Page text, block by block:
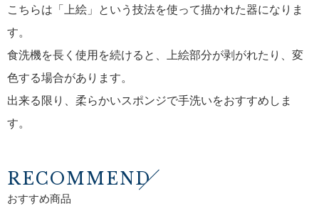
こちらは「上絵」という技法を使って描かれた器になりま
す。
食洗機を長く使用を続けると、上絵部分が剥がれたり、変
色する場合があります。
出来る限り、柔らかいスポンジで手洗いをおすすめしま
す。
RECOMMEND
おすすめ商品